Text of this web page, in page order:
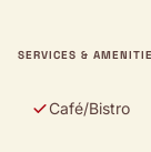
SERVICES &
Café/Bistro